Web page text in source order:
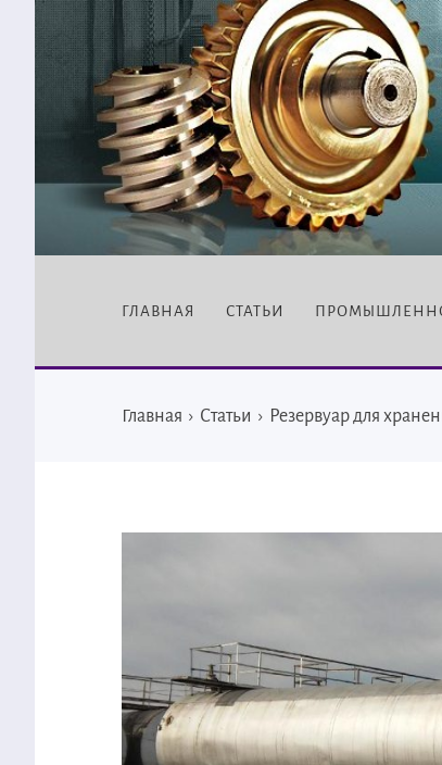
ГЛАВНАЯ СТАТЬИ
Главная › Статьи › Резервуар для